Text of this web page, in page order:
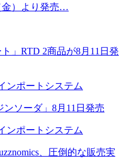
金）より発売…
」RTD 2商品が8月11日発
ンポートシステム
ンソーダ」8月11日発売
ンポートシステム
、圧倒的な販売実